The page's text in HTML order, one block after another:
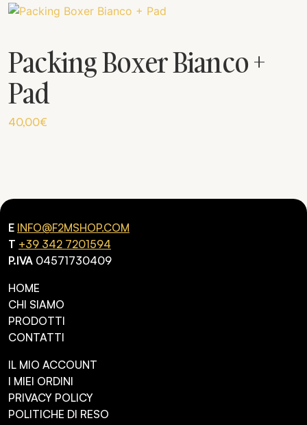
Packing Boxer Bianco +
Pad
40,00€
E INFO@F2MSHOP.COM
T +39 342 7201594
P.IVA 04571730409
HOME
CHI SIAMO
PRODOTTI
CONTATTI
IL MIO ACCOUNT
I MIEI ORDINI
PRIVACY POLICY
POLITICHE DI RESO